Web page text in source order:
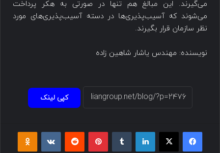
می‌گیرند. این مبالغ هم تنها در صورتی به هکر پرداخت
می‌شوند که آسیب‌پذیری‌ها در دسته آسیب‌پذیری‌های مورد
نظر سازمان قرار بگیرند.
نویسنده: مهندس یاشار شاهین زاده
کپی لینک